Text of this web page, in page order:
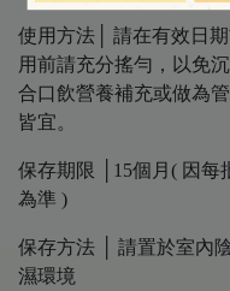
使用方法│ 請在有效日
用前請充分搖勻，以免
合口飲營養補充或做為
皆宜。
保存期限 │15個月( 因每
為準 )
保存方法 │ 請置於室內
濕環境